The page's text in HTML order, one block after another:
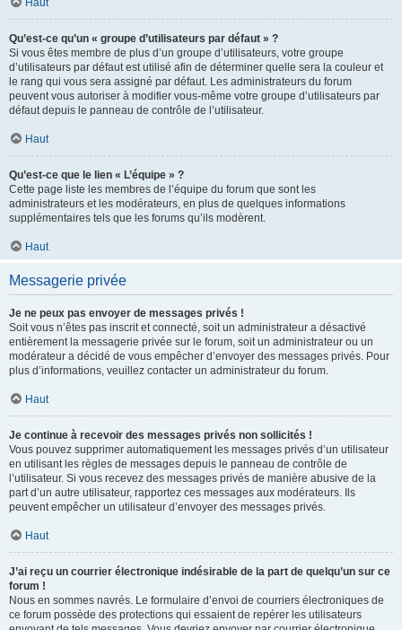
Haut
Qu’est-ce qu’un « groupe d’utilisateurs par défaut » ?
Si vous êtes membre de plus d’un groupe d’utilisateurs, votre groupe
d’utilisateurs par défaut est utilisé afin de déterminer quelle sera la couleur et
le rang qui vous sera assigné par défaut. Les administrateurs du forum
peuvent vous autoriser à modifier vous-même votre groupe d’utilisateurs par
défaut depuis le panneau de contrôle de l’utilisateur.
Haut
Qu’est-ce que le lien « L’équipe » ?
Cette page liste les membres de l’équipe du forum que sont les
administrateurs et les modérateurs, en plus de quelques informations
supplémentaires tels que les forums qu’ils modèrent.
Haut
Messagerie privée
Je ne peux pas envoyer de messages privés !
Soit vous n’êtes pas inscrit et connecté, soit un administrateur a désactivé
entièrement la messagerie privée sur le forum, soit un administrateur ou un
modérateur a décidé de vous empêcher d’envoyer des messages privés. Pour
plus d’informations, veuillez contacter un administrateur du forum.
Haut
Je continue à recevoir des messages privés non sollicités !
Vous pouvez supprimer automatiquement les messages privés d’un utilisateur
en utilisant les règles de messages depuis le panneau de contrôle de
l’utilisateur. Si vous recevez des messages privés de manière abusive de la
part d’un autre utilisateur, rapportez ces messages aux modérateurs. Ils
peuvent empêcher un utilisateur d’envoyer des messages privés.
Haut
J’ai reçu un courrier électronique indésirable de la part de quelqu’un sur ce
forum !
Nous en sommes navrés. Le formulaire d’envoi de courriers électroniques de
ce forum possède des protections qui essaient de repérer les utilisateurs